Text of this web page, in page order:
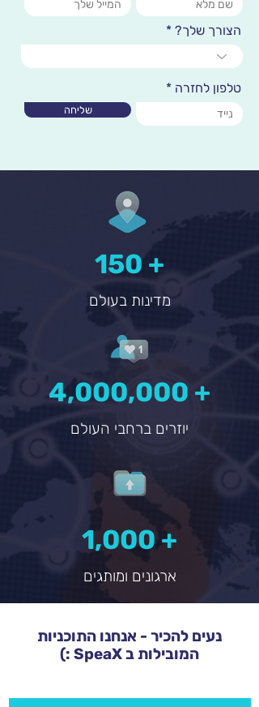
הצורך שלך?
שליחה
טלפון לחזרה
150 +
מדינות בעולם
4,000,000 +
יוזרים ברחבי העולם
1,000 +
ארגונים ומותגים
נעים להכיר - אנחנו התוכניות
המובילות ב SpeaX :)